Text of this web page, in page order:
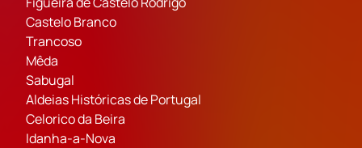
Castelo Branco
Trancoso
Mêda
Sabugal
Aldeias Históricas de Portugal
Celorico da Beira
Idanha-a-Nova